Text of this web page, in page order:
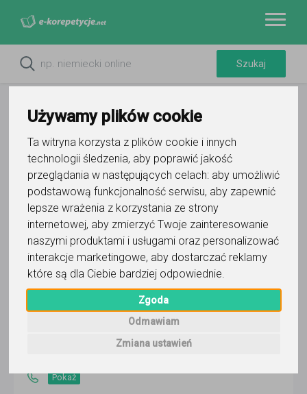
Używamy plików cookie
Ta witryna korzysta z plików cookie i innych
technologii śledzenia, aby poprawić jakość
przeglądania w następujących celach: aby umożliwić
podstawową funkcjonalność serwisu, aby zapewnić
lepsze wrażenia z korzystania ze strony
internetowej, aby zmierzyć Twoje zainteresowanie
naszymi produktami i usługami oraz personalizować
interakcje marketingowe, aby dostarczać reklamy
które są dla Ciebie bardziej odpowiednie.
Zgoda
Odmawiam
Zmiana ustawień
Do ulubionych
Oznacz wystąpienie kontaktu
Marta
Wyślij wiadomość
Pokaż